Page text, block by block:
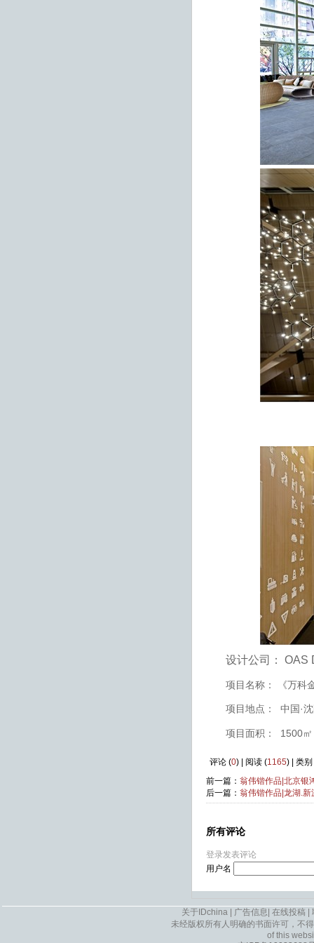
设计公司： OAS
项目名称： 《万科
项目地点： 中国·
项目面积： 1500㎡
评论 (0) | 阅读 (1165) | 类别
前一篇： 翁伟锴作品|北京银
后一篇： 翁伟锴作品|龙湖.
所有评论
登录发表评论
用户名
关于IDchina | 广告信息| 在线投稿 |
未经版权所有人明确的书面许可，不
of this